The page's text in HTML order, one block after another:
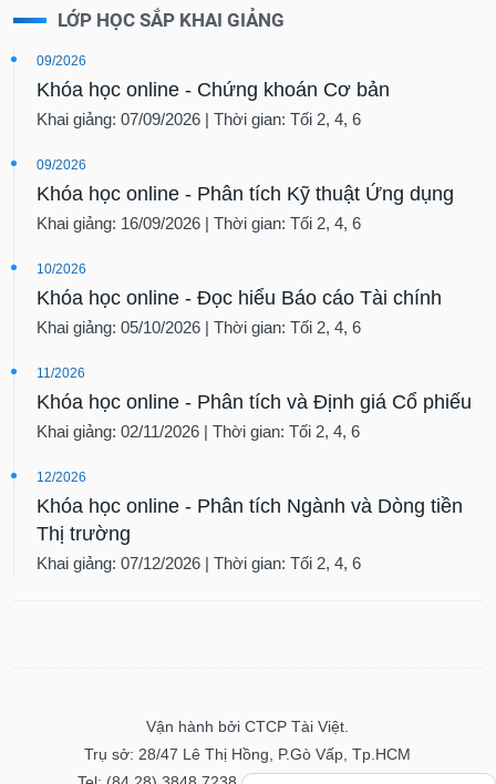
LỚP HỌC SẮP KHAI GIẢNG
09/2026
Khóa học online - Chứng khoán Cơ bản
Khai giảng: 07/09/2026 | Thời gian: Tối 2, 4, 6
09/2026
Khóa học online - Phân tích Kỹ thuật Ứng dụng
Khai giảng: 16/09/2026 | Thời gian: Tối 2, 4, 6
10/2026
Khóa học online - Đọc hiểu Báo cáo Tài chính
Khai giảng: 05/10/2026 | Thời gian: Tối 2, 4, 6
11/2026
Khóa học online - Phân tích và Định giá Cổ phiếu
Khai giảng: 02/11/2026 | Thời gian: Tối 2, 4, 6
12/2026
Khóa học online - Phân tích Ngành và Dòng tiền
Thị trường
Khai giảng: 07/12/2026 | Thời gian: Tối 2, 4, 6
Vận hành bởi CTCP Tài Việt.
Trụ sở: 28/47 Lê Thị Hồng, P.Gò Vấp, Tp.HCM